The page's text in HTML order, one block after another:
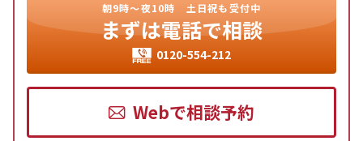
朝9時〜夜10時 土日祝も受付中
まずは電話で相談
0120-554-212
Webで相談予約